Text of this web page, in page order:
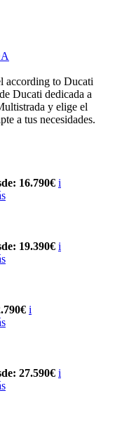
according to Ducati
Ducati dedicada a
y elige el
a tus necesidades.
16.790€ i
19.390€ i
i
27.590€ i